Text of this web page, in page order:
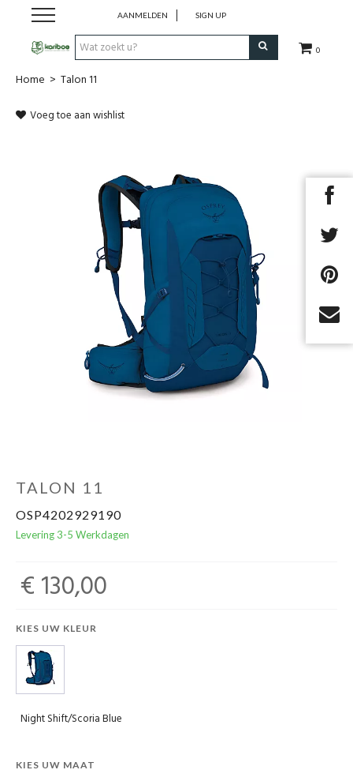
0
AANMELDEN SIGN UP
Cadeaubon
Promo
Home > Talon 11
Voeg toe aan wishlist
TALON 11
OSP4202929190
Levering 3-5 Werkdagen
€ 130,00
KIES UW KLEUR
Night Shift/Scoria Blue
KIES UW MAAT